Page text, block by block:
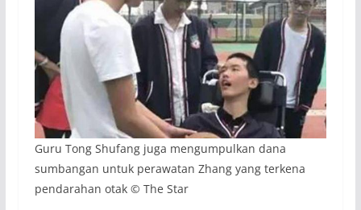
Guru Tong Shufang juga mengumpulkan dana
sumbangan untuk perawatan Zhang yang terkena
pendarahan otak © The Star